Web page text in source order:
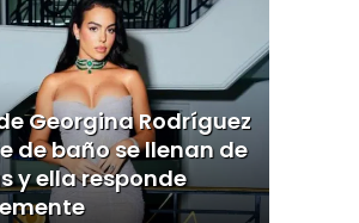
Georgina Rodríguez
de baño se llenan de
y ella responde